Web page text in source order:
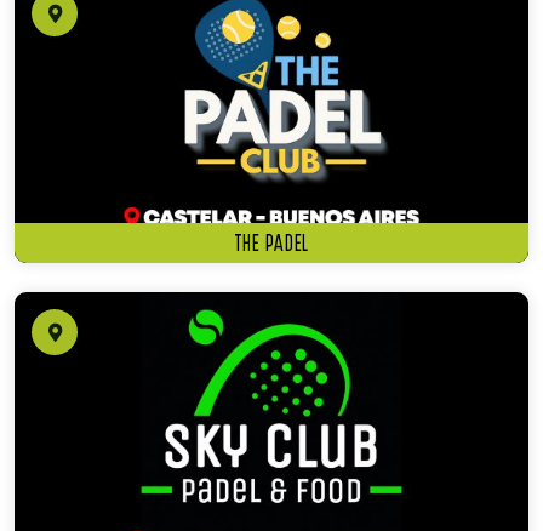
THE PADEL